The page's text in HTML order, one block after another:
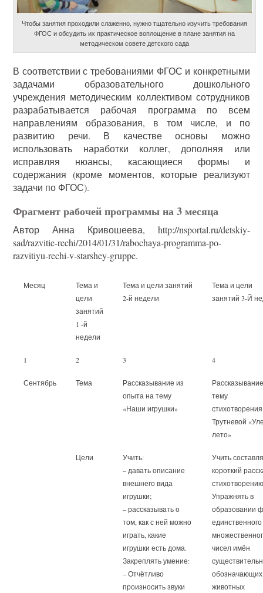
Чтобы занятия проходили слаженно, нужно тщательно изучить требования
ФГОС и обсудить их практическое воплощение в плане занятия на
методическом совете детского сада
В соответствии с требованиями ФГОС и конкретными
задачами образовательного дошкольного
учреждения методическим коллективом сотрудников
разрабатывается рабочая программа по всем
направлениям образования, в том числе, и по
развитию речи. В качестве основы можно
использовать наработки коллег, дополняя или
исправляя нюансы, касающиеся формы и
содержания (кроме моментов, которые реализуют
задачи по ФГОС).
Фрагмент рабочей программы на 3 месяца
Автор Анна Кривошеева, http://nsportal.ru/detskiy-
sad/razvitie-rechi/2014/01/31/rabochaya-programma-po-
razvitiyu-rechi-v-starshey-gruppe.
Месяц
Тема и
цели
занятий
1 -й
недели
Тема и цели занятий
2-й недели
Тема и цели
занятий 3-Й
1 2 3 4
Сентябрь Тема
Рассказывание из
опыта на тему
«Наши игрушки»
тему
Трутневой
лето»
Цели
Учить:
– давать описание
внешнего вида
игрушки;
– рассказывать о
том, как с ней можно
играть, какие
игрушки есть дома.
Закреплять умение:
– Отчётливо
произносить звуки
Учить
короткий
Упражнять в
образовании
чисел имён
обозначающих
животных